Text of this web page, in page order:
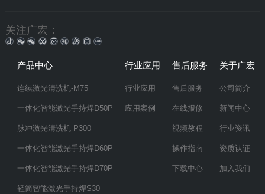
关注广宏：
产品中心
连续激光清洗机-M75
一体化智能激光手持焊D50P
脉冲激光清洗机-P300
一体化智能激光手持焊D60P
一体化智能激光手持焊D70P
轻简智能激光手持焊S30
行业应用
行业应用
应用案例
售后服务
售后服务
在线报修
视频教程
操作指南
下载中心
关于广宏
公司简介
新闻中心
行业资讯
资质认证
加入我们